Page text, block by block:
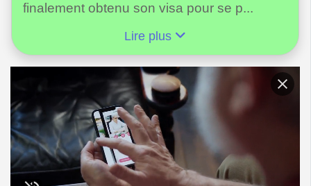
finalement obtenu son visa pour se p...
Lire plus